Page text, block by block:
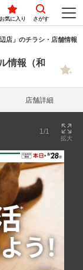
お気に入り さがす
店」のチラシ・店舗情報
情報（和
店舗詳細
1/1
拡大